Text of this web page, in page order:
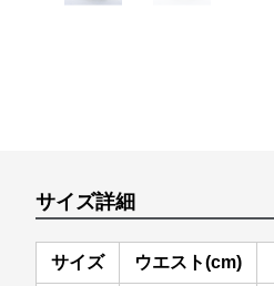
サイズ詳細
サイズ ウエスト(cm)